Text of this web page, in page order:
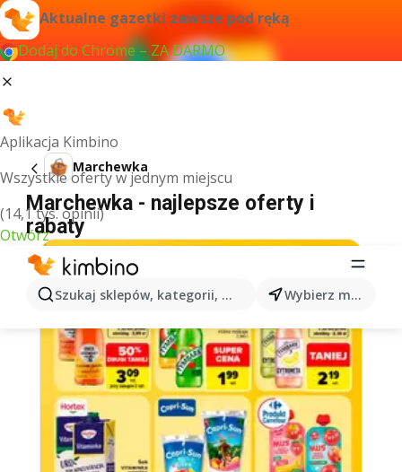
Aktualne gazetki zawsze pod ręką
Dodaj do Chrome – ZA DARMO
Aplikacja Kimbino
Wszystkie oferty w jednym miejscu
(14,1 tys. opinii)
Otwórz
Szukaj sklepów, kategorii, produktów... Wybierz miasto
Marchewka
Marchewka - najlepsze oferty i
rabaty